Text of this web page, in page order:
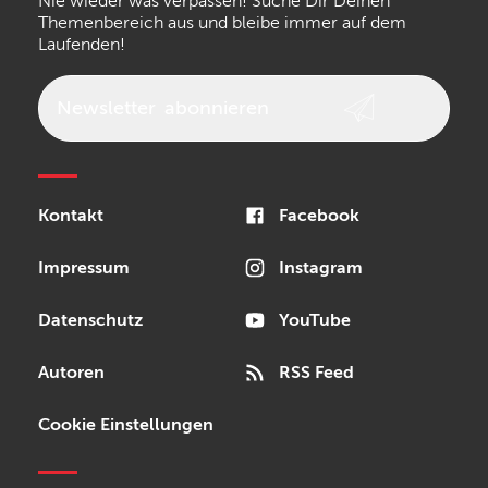
Walrus Audio Epiphone
Themenbereich aus und bleibe immer auf dem
Laufenden!
Kontakt
Impressum
Datenschutz
Autoren
Cookie Einstellungen
Facebook
Instagram
YouTube
RSS Feed